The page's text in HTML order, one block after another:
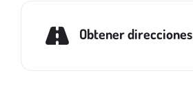
Obtener direcciones